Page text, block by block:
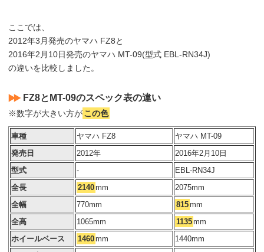
ここでは、
2012年3月発売のヤマハ FZ8と
2016年2月10日発売のヤマハ MT-09(型式 EBL-RN34J)
の違いを比較しました。
FZ8とMT-09のスペック表の違い
※数字が大きい方がこの色
車種 ヤマハ FZ8
ヤマハ MT-09
発売日
2012年
2016年2月10日
型式
-
EBL-RN34J
全長
2140mm
2075mm
全幅
770mm 815mm
全高
1065mm 1135mm
ホイールベース
1460mm
1440mm